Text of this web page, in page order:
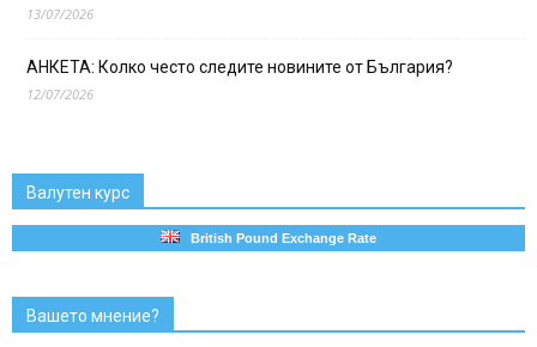
13/07/2026
АНКЕТА: Колко често следите новините от България?
12/07/2026
Валутен курс
British Pound Exchange Rate
Вашето мнение?